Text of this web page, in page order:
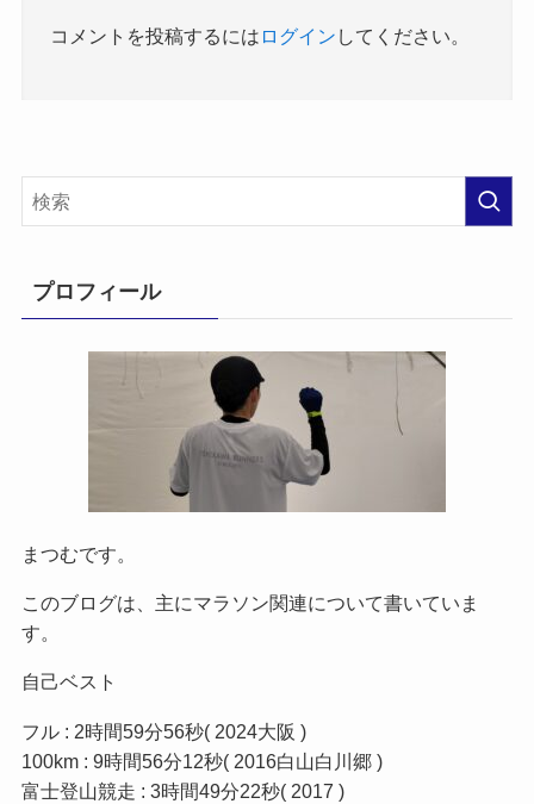
コメントを投稿するには ログイン してください。
プロフィール
まつむです。
このブログは、主にマラソン関連について書いていま
す。
自己ベスト
フル : 2時間59分56秒( 2024大阪 )
100km : 9時間56分12秒( 2016白山白川郷 )
富士登山競走 : 3時間49分22秒( 2017 )